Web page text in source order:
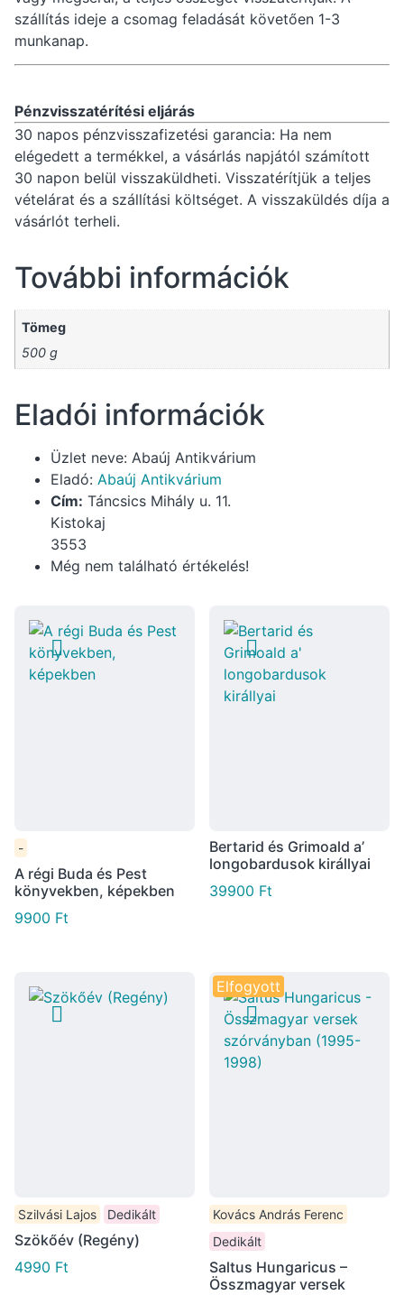
szállítás ideje a csomag feladását követően 1-3
munkanap.
Pénzvisszatérítési eljárás
30 napos pénzvisszafizetési garancia: Ha nem
elégedett a termékkel, a vásárlás napjától számított
30 napon belül visszaküldheti. Visszatérítjük a teljes
vételárat és a szállítási költséget. A visszaküldés díja a
vásárlót terheli.
További információk
Tömeg
500 g
Eladói információk
Üzlet neve: Abaúj Antikvárium
Eladó: Abaúj Antikvárium
Cím: Táncsics Mihály u. 11.
Kistokaj
3553
Még nem található értékelés!
-
A régi Buda és Pest
könyvekben, képekben
9900 Ft
Bertarid és Grimoald a’
longobardusok királlyai
39900 Ft
Szilvási Lajos Dedikált
Szökőév (Regény)
4990 Ft
Elfogyott
Kovács András Ferenc
Dedikált
Saltus Hungaricus –
Összmagyar versek